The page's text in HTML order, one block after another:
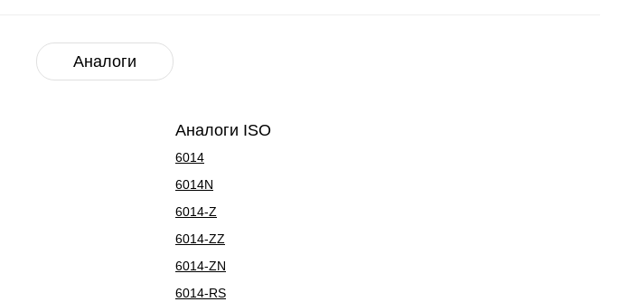
Аналоги
Аналоги ISO
6014
6014N
6014-Z
6014-ZZ
6014-ZN
6014-RS